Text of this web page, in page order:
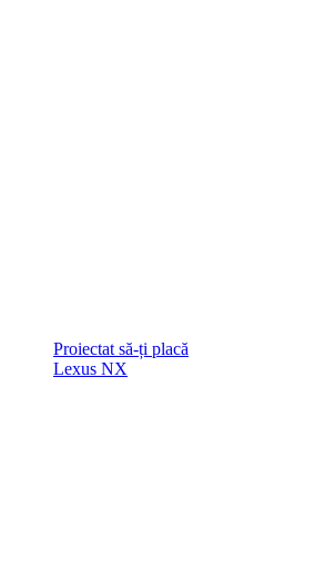
Proiectat să-ți placă
Lexus NX